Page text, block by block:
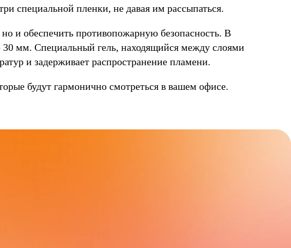
специальной пленки, не давая им рассыпаться.
и обеспечить противопожарную безопасность. В
мм. Специальный гель, находящийся между слоями
и задерживает распространение пламени.
будут гармонично смотреться в вашем офисе.